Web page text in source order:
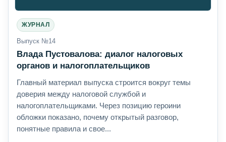
ЖУРНАЛ
Выпуск №14
Влада Пустовалова: диалог налоговых
органов и налогоплательщиков
Главный материал выпуска строится вокруг темы
доверия между налоговой службой и
налогоплательщиками. Через позицию героини
обложки показано, почему открытый разговор,
понятные правила и свое...